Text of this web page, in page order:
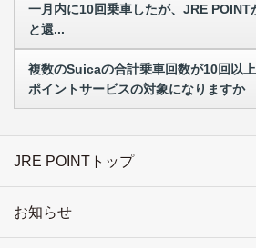
一月内に10回乗車したが、JRE POINT
と還...
複数のSuicaの合計乗車回数が10回以
ポイントサービスの対象になりますか
JRE POINTトップ
お知らせ